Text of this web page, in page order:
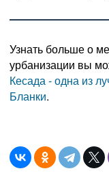
Узнать больше о
урбанизации вы
Кесада - одна из
Бланки.